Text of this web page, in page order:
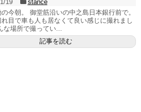
19
stance
今朝。 御堂筋沿いの中之島日本銀行前で。
目で車も人も居なくて良い感じに撮れまし
な場所で撮ってい...
記事を読む